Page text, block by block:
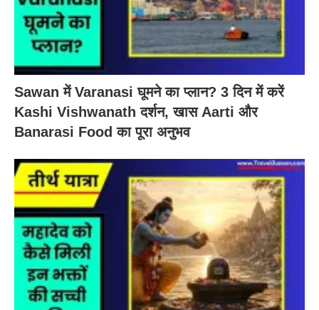
Sawan में Varanasi घूमने का प्लान? 3 दिन में करें
Kashi Vishwanath दर्शन, खास Aarti और
Banarasi Food का पूरा अनुभव